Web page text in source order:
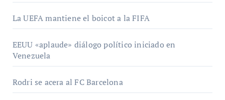
La UEFA mantiene el boicot a la FIFA
EEUU «aplaude» diálogo político iniciado en
Venezuela
Rodri se acera al FC Barcelona